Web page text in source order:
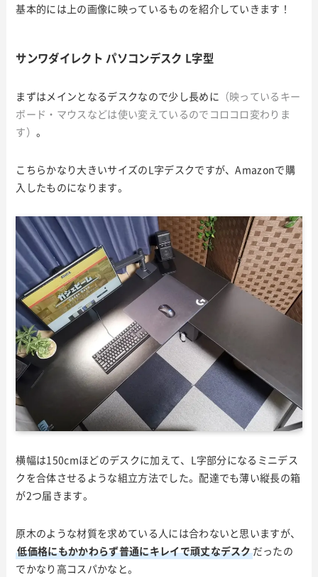
基本的には上の画像に映っているものを紹介していきます！
サンワダイレクト パソコンデスク L字型
まずはメインとなるデスクなので少し長めに （映っているキー
ボード・マウスなどは使い変えているのでコロコロ変わりま
す）。
こちらかなり大きいサイズのL字デスクですが、Amazonで購
入したものになります。
横幅は150cmほどのデスクに加えて、L字部分になるミニデス
クを合体させるような組立方法でした。配達でも薄い縦長の箱
が2つ届きます。
原木のような材質を求めている人には合わないと思いますが、
低価格にもかかわらず普通にキレイで頑丈なデスクだったの
でかなり高コスパかなと。